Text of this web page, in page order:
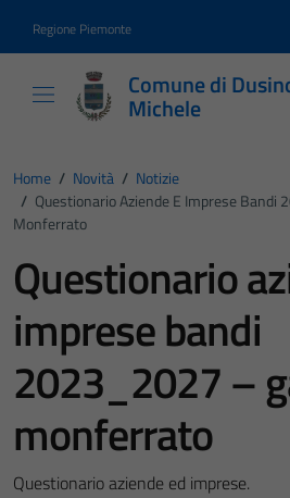
Regione Piemonte
Comune di
Michele
Home / Novità / Notizie
/ Questionario Aziende E Imprese Bandi
Monferrato
Questionario
imprese bandi
2023_2027 –
monferrato
Questionario aziende ed imprese.